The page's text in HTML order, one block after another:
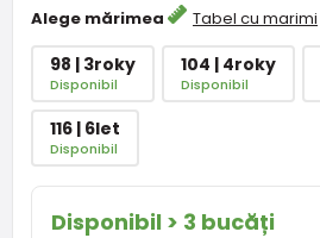
Alege mărimea Tabel cu marimi
98 | 3roky
Disponibil
104 | 4roky
Disponibil
116 | 6let
Disponibil
Disponibil > 3 bucăți